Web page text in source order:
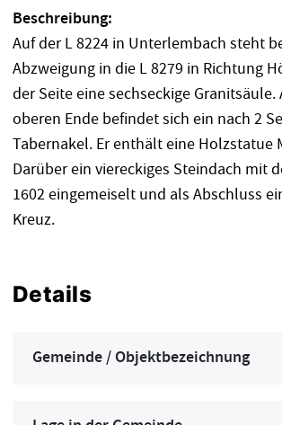
Beschreibung:
Auf der L 8224 in Unterlembach steht
Abzweigung in die L 8279 in Richtung
der Seite eine sechseckige Granitsäule.
oberen Ende befindet sich ein nach 2
Tabernakel. Er enthält eine Holzstatue
Darüber ein viereckiges Steindach mit
1602 eingemeiselt und als Abschluss
Kreuz.
Details
Gemeinde / Objektbezeichnung